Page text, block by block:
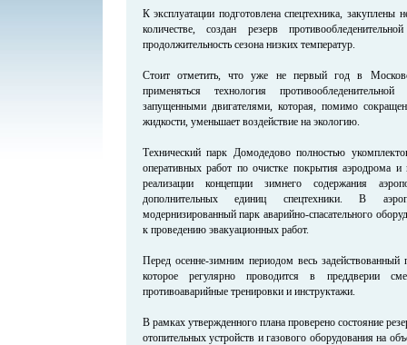
К эксплуатации подготовлена спецтехника, закуплены
количестве, создан резерв
продолжительность сезона низких температур.
Стоит отметить, что уже не первый год в
применяться технология
запущенными двигателями, которая, помимо
жидкости, уменьшает воздействие на экологию.
Технический парк Домодедово полностью
оперативных работ по очистке покрытия аэродрома
реализации концепции зимнего содержания
дополнительных единиц спецтехники. В
модернизированный парк аварийно-спасательного
к проведению эвакуационных работ.
Перед осенне-зимним периодом весь задействованный
которое регулярно проводится в преддверии
противоаварийные тренировки и инструктажи.
В рамках утвержденного плана проверено состояние
отопительных устройств и газового оборудования на